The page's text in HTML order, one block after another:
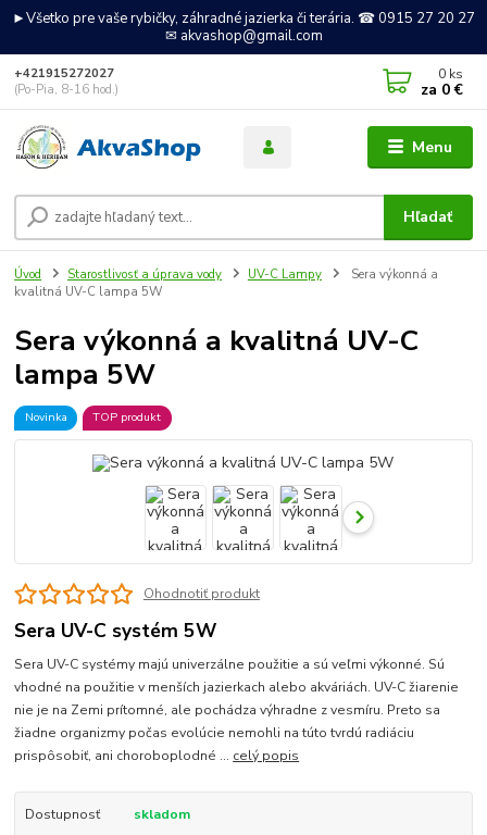
►Všetko pre vaše rybičky, záhradné jazierka či terária. ☎ 0915 27 20 27
✉ akvashop@gmail.com
Menu
Hľadať
+421915272027
(Po-Pia, 8-16 hod.)
0 ks
za 0 €
Úvod Starostlivosť a úprava vody UV-C Lampy
Sera výkonná a
kvalitná UV-C lampa 5W
Sera výkonná a kvalitná UV-C
lampa 5W
Novinka TOP produkt
Ohodnotiť produkt
Sera UV-C systém 5W
Sera UV-C systémy majú univerzálne použitie a sú veľmi výkonné. Sú
vhodné na použitie v menších jazierkach alebo akváriách. UV-C žiarenie
nie je na Zemi prítomné, ale pochádza výhradne z vesmíru. Preto sa
žiadne organizmy počas evolúcie nemohli na túto tvrdú radiáciu
prispôsobiť, ani choroboplodné ... celý popis
Dostupnosť skladom